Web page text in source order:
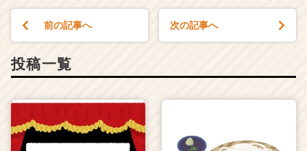
（C
e
a
e
e
前の記事へ 次の記事へ
投稿一覧